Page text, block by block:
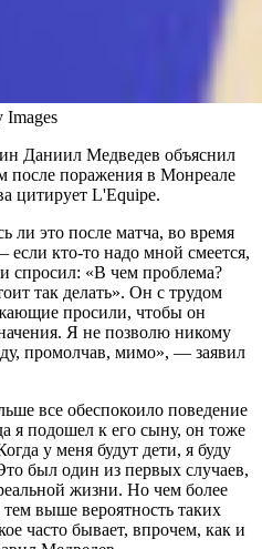
Images
Даниил Медведев объяснил
после поражения в Монреале
цитирует L'Equipe.
ли это после матча, во время
кто-то надо мной смеется,
спросил: «В чем проблема?
так делать». Он с трудом
просили, чтобы он
Я не позволю никому
промолчав, мимо», — заявил
все обеспокоило поведение
я подошел к его сыну, он тоже
у меня будут дети, я буду
был один из первых случаев,
жизни. Но чем более
выше вероятность таких
часто бывает, впрочем, как и